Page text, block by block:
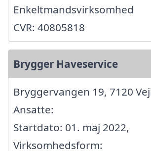
Enkeltmandsvirksomhed
CVR: 40805818
Brygger Haveservice
Bryggervangen 19, 7120
Ansatte:
Startdato: 01. maj 2022,
Virksomhedsform: